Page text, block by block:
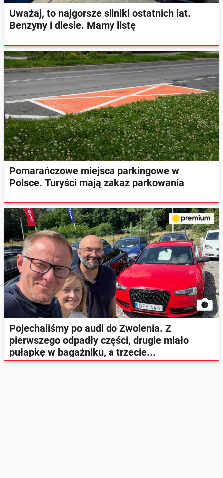
Uważaj, to najgorsze silniki ostatnich lat.
Benzyny i diesle. Mamy listę
Pomarańczowe miejsca parkingowe w
Polsce. Turyści mają zakaz parkowania
Pojechaliśmy po audi do Zwolenia. Z
pierwszego odpadły części, drugie miało
pułapkę w bagażniku, a trzecie...